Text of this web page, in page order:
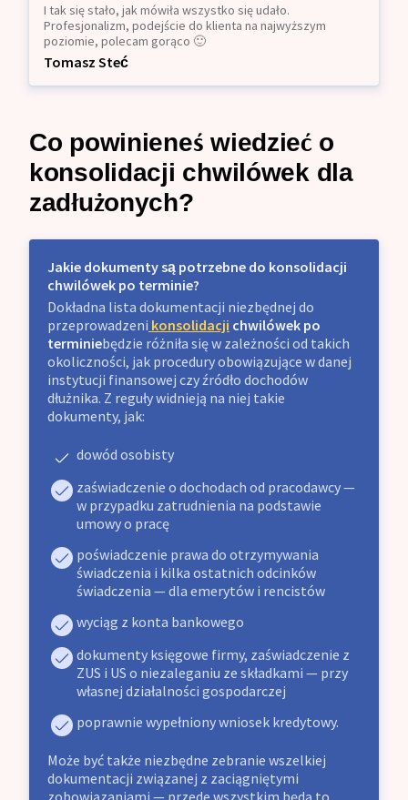
I tak się stało, jak mówiła wszystko się udało.
Profesjonalizm, podejście do klienta na najwyższym
poziomie, polecam gorąco 🙂
Tomasz Steć
Co powinieneś wiedzieć o
konsolidacji chwilówek dla
zadłużonych?
Jakie dokumenty są potrzebne do konsolidacji
chwilówek po terminie?
Dokładna lista dokumentacji niezbędnej do
przeprowadzeni konsolidacji chwilówek po
terminiebędzie różniła się w zależności od takich
okoliczności, jak procedury obowiązujące w danej
instytucji finansowej czy źródło dochodów
dłużnika. Z reguły widnieją na niej takie
dokumenty, jak:
dowód osobisty
zaświadczenie o dochodach od pracodawcy —
w przypadku zatrudnienia na podstawie
umowy o pracę
poświadczenie prawa do otrzymywania
świadczenia i kilka ostatnich odcinków
świadczenia — dla emerytów i rencistów
wyciąg z konta bankowego
dokumenty księgowe firmy, zaświadczenie z
ZUS i US o niezaleganiu ze składkami — przy
własnej działalności gospodarczej
poprawnie wypełniony wniosek kredytowy.
Może być także niezbędne zebranie wszelkiej
dokumentacji związanej z zaciągniętymi